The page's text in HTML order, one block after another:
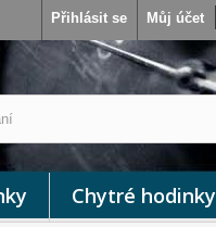
Můj účet
Přihlásit se
Chytré hodinky